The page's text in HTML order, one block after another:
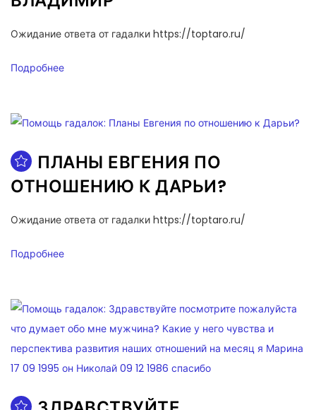
Ожидание ответа от гадалки https://toptaro.ru/
Подробнее
ПЛАНЫ ЕВГЕНИЯ ПО
ОТНОШЕНИЮ К ДАРЬИ?
Ожидание ответа от гадалки https://toptaro.ru/
Подробнее